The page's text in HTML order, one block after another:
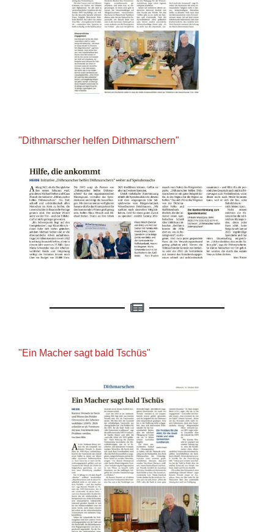
"Dithmarscher helfen Dithmarschern"
"Ein Macher sagt bald Tschüs"